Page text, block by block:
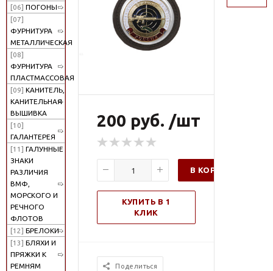
[06] ПОГОНЫ
[07]
ФУРНИТУРА
МЕТАЛЛИЧЕСКАЯ
[08]
ФУРНИТУРА
ПЛАСТМАССОВАЯ
[09] КАНИТЕЛЬ,
КАНИТЕЛЬНАЯ
ВЫШИВКА
[10]
ГАЛАНТЕРЕЯ
[11] ГАЛУННЫЕ
ЗНАКИ
РАЗЛИЧИЯ
ВМФ,
МОРСКОГО И
РЕЧНОГО
ФЛОТОВ
[12] БРЕЛОКИ
[13] БЛЯХИ И
ПРЯЖКИ К
РЕМНЯМ
200 руб. /шт
В КОРЗИНУ
КУПИТЬ В 1
КЛИК
Поделиться